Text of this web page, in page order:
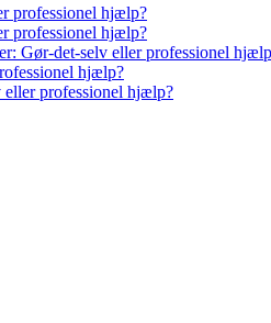
professionel hjælp?
professionel hjælp?
Gør-det-selv eller professionel
hjælp?
professionel hjælp?